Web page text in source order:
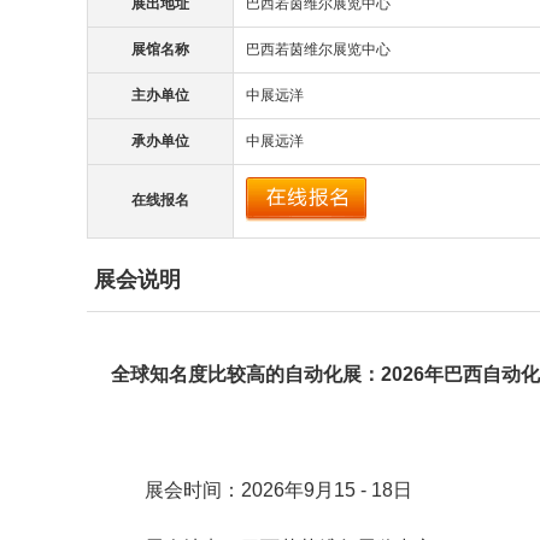
展出地址 巴西若茵维尔展览中心
展馆名称 巴西若茵维尔展览中心
主办单位 中展远洋
承办单位 中展远洋
在线报名
展会说明
全球知名度比较高的自动化展： 2026年巴西自动
展会时间：2026年9月15 - 18日